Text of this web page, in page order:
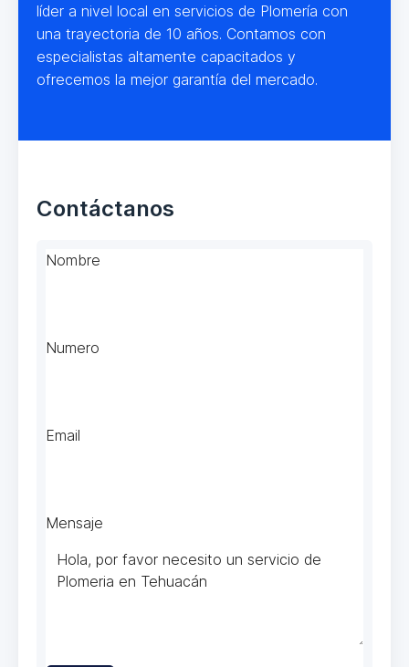
líder a nivel local en servicios de Plomería con
una trayectoria de 10 años. Contamos con
especialistas altamente capacitados y
ofrecemos la mejor garantía del mercado.
Contáctanos
Nombre
Numero
Email
Mensaje